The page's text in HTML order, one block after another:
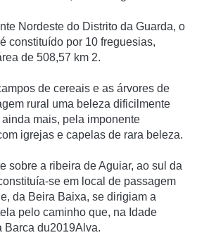
Nordeste do Distrito da Guarda, o
constituído por 10 freguesias,
de 508,57 km 2.
de cereais e as árvores de
rural uma beleza dificilmente
mais, pela imponente
igrejas e capelas de rara beleza.
sobre a ribeira de Aguiar, ao sul da
se em local de passagem
da Beira Baixa, se dirigiam a
pelo caminho que, na Idade
Barca du2019Alva.